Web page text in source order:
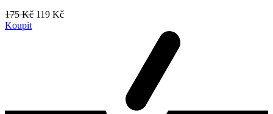
175 Kč 119 Kč
Koupit